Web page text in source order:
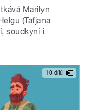
Marilyn
(Taťjana
soudkyní i
10 dílů